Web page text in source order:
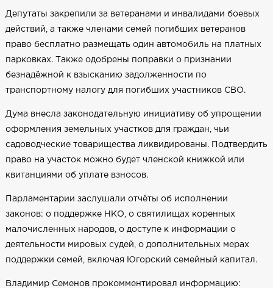
Депутаты закрепили за ветеранами и инвалидами боевых
действий, а также членами семей погибших ветеранов
право бесплатно размещать один автомобиль на платных
парковках. Также одобрены поправки о признании
безнадёжной к взысканию задолженности по
транспортному налогу для погибших участников СВО.
Дума внесла законодательную инициативу об упрощении
оформления земельных участков для граждан, чьи
садоводческие товарищества ликвидированы. Подтвердить
право на участок можно будет членской книжкой или
квитанциями об уплате взносов.
Парламентарии заслушали отчёты об исполнении
законов: о поддержке НКО, о святилищах коренных
малочисленных народов, о доступе к информации о
деятельности мировых судей, о дополнительных мерах
поддержки семей, включая Югорский семейный капитал.
Владимир Семенов прокомментировал информацию: